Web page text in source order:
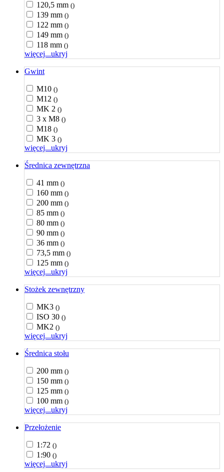
120,5 mm ()
139 mm ()
122 mm ()
149 mm ()
118 mm ()
więcej...ukryj
Gwint
M10 ()
M12 ()
MK 2 ()
3 x M8 ()
M18 ()
MK 3 ()
więcej...ukryj
Średnica zewnętrzna
41 mm ()
160 mm ()
200 mm ()
85 mm ()
80 mm ()
90 mm ()
36 mm ()
73,5 mm ()
125 mm ()
więcej...ukryj
Stożek zewnętrzny
MK3 ()
ISO 30 ()
MK2 ()
więcej...ukryj
Średnica stołu
200 mm ()
150 mm ()
125 mm ()
100 mm ()
więcej...ukryj
Przełożenie
1:72 ()
1:90 ()
więcej...ukryj